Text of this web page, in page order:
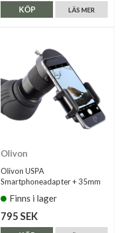
LÄS MER
KÖP
Olivon
Olivon USPA
Smartphoneadapter + 35mm
Finns i lager
795 SEK